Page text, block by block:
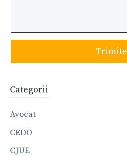
Trimite
Categorii
Avocat
CEDO
CJUE